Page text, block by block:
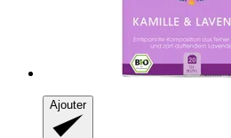
Ajouter